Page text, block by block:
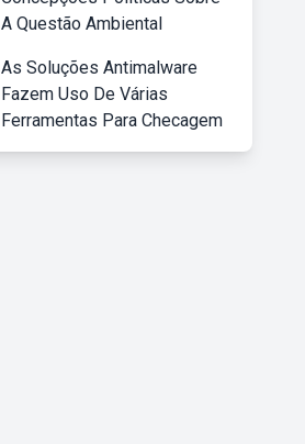
A Questão Ambiental
As Soluções Antimalware
Fazem Uso De Várias
Ferramentas Para Checagem